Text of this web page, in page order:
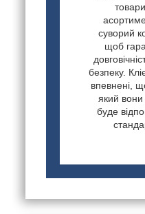
суворий
щоб
безпеку.
впевнені,
який вони
буде